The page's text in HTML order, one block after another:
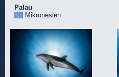
Palau
Mikronesien